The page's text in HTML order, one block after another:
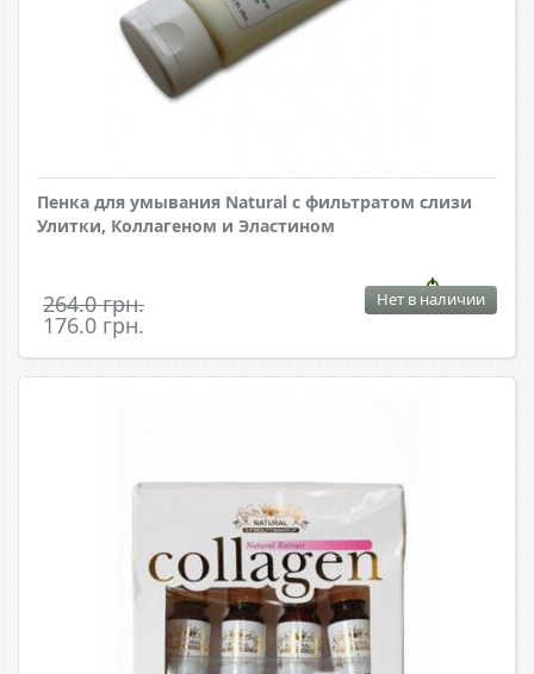
Пенка для умывания Natural с фильтратом слизи
Улитки, Коллагеном и Эластином
264.0 грн.
176.0 грн.
Нет в наличии